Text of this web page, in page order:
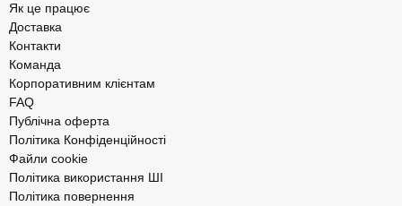
Як це працює
Доставка
Контакти
Команда
Корпоративним клієнтам
FAQ
Публічна оферта
Політика Конфіденційності
Файли cookie
Політика використання ШІ
Політика повернення